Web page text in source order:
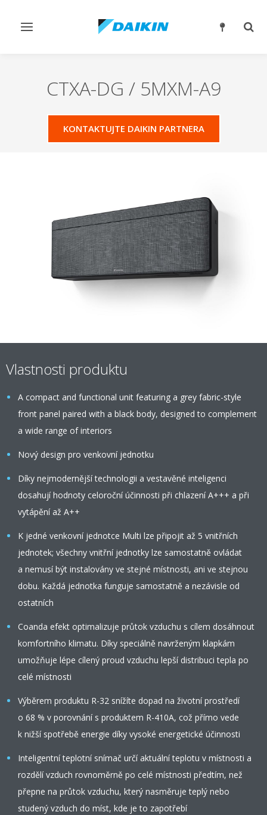
Přepnout
CTXA-DG / 5MXM-A9
KONTAKTUJTE DAIKIN PARTNERA
Vlastnosti produktu
A compact and functional unit featuring a grey fabric-style
front panel paired with a black body, designed to complement
a wide range of interiors
Nový design pro venkovní jednotku
Díky nejmodernější technologii a vestavěné inteligenci
dosahují hodnoty celoroční účinnosti při chlazení A+++ a při
vytápění až A++
K jedné venkovní jednotce Multi lze připojit až 5 vnitřních
jednotek; všechny vnitřní jednotky lze samostatně ovládat
a nemusí být instalovány ve stejné místnosti, ani ve stejnou
dobu. Každá jednotka funguje samostatně a nezávisle od
ostatních
Coanda efekt optimalizuje průtok vzduchu s cílem dosáhnout
komfortního klimatu. Díky speciálně navrženým klapkám
umožňuje lépe cílený proud vzduchu lepší distribuci tepla po
celé místnosti
Výběrem produktu R-32 snížíte dopad na životní prostředí
o 68 % v porovnání s produktem R-410A, což přímo vede
k nižší spotřebě energie díky vysoké energetické účinnosti
Inteligentní teplotní snímač určí aktuální teplotu v místnosti a
rozdělí vzduch rovnoměrně po celé místnosti předtím, než
přepne na průtok vzduchu, který nasměruje teplý nebo
studený vzduch do míst, kde je to zapotřebí